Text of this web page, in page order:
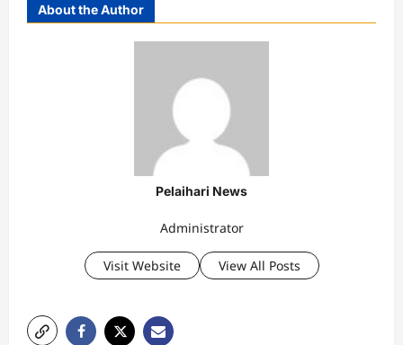
About the Author
Pelaihari News
Administrator
Visit Website View All Posts